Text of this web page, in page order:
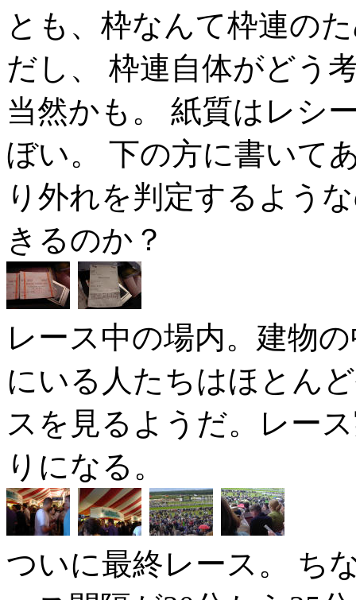
とも、枠なんて枠連の
だし、 枠連自体がどう
当然かも。 紙質はレシ
ぼい。 下の方に書いて
り外れを判定するよう
きるのか？
レース中の場内。建物
にいる人たちはほとん
スを見るようだ。レー
りになる。
ついに最終レース。 ち